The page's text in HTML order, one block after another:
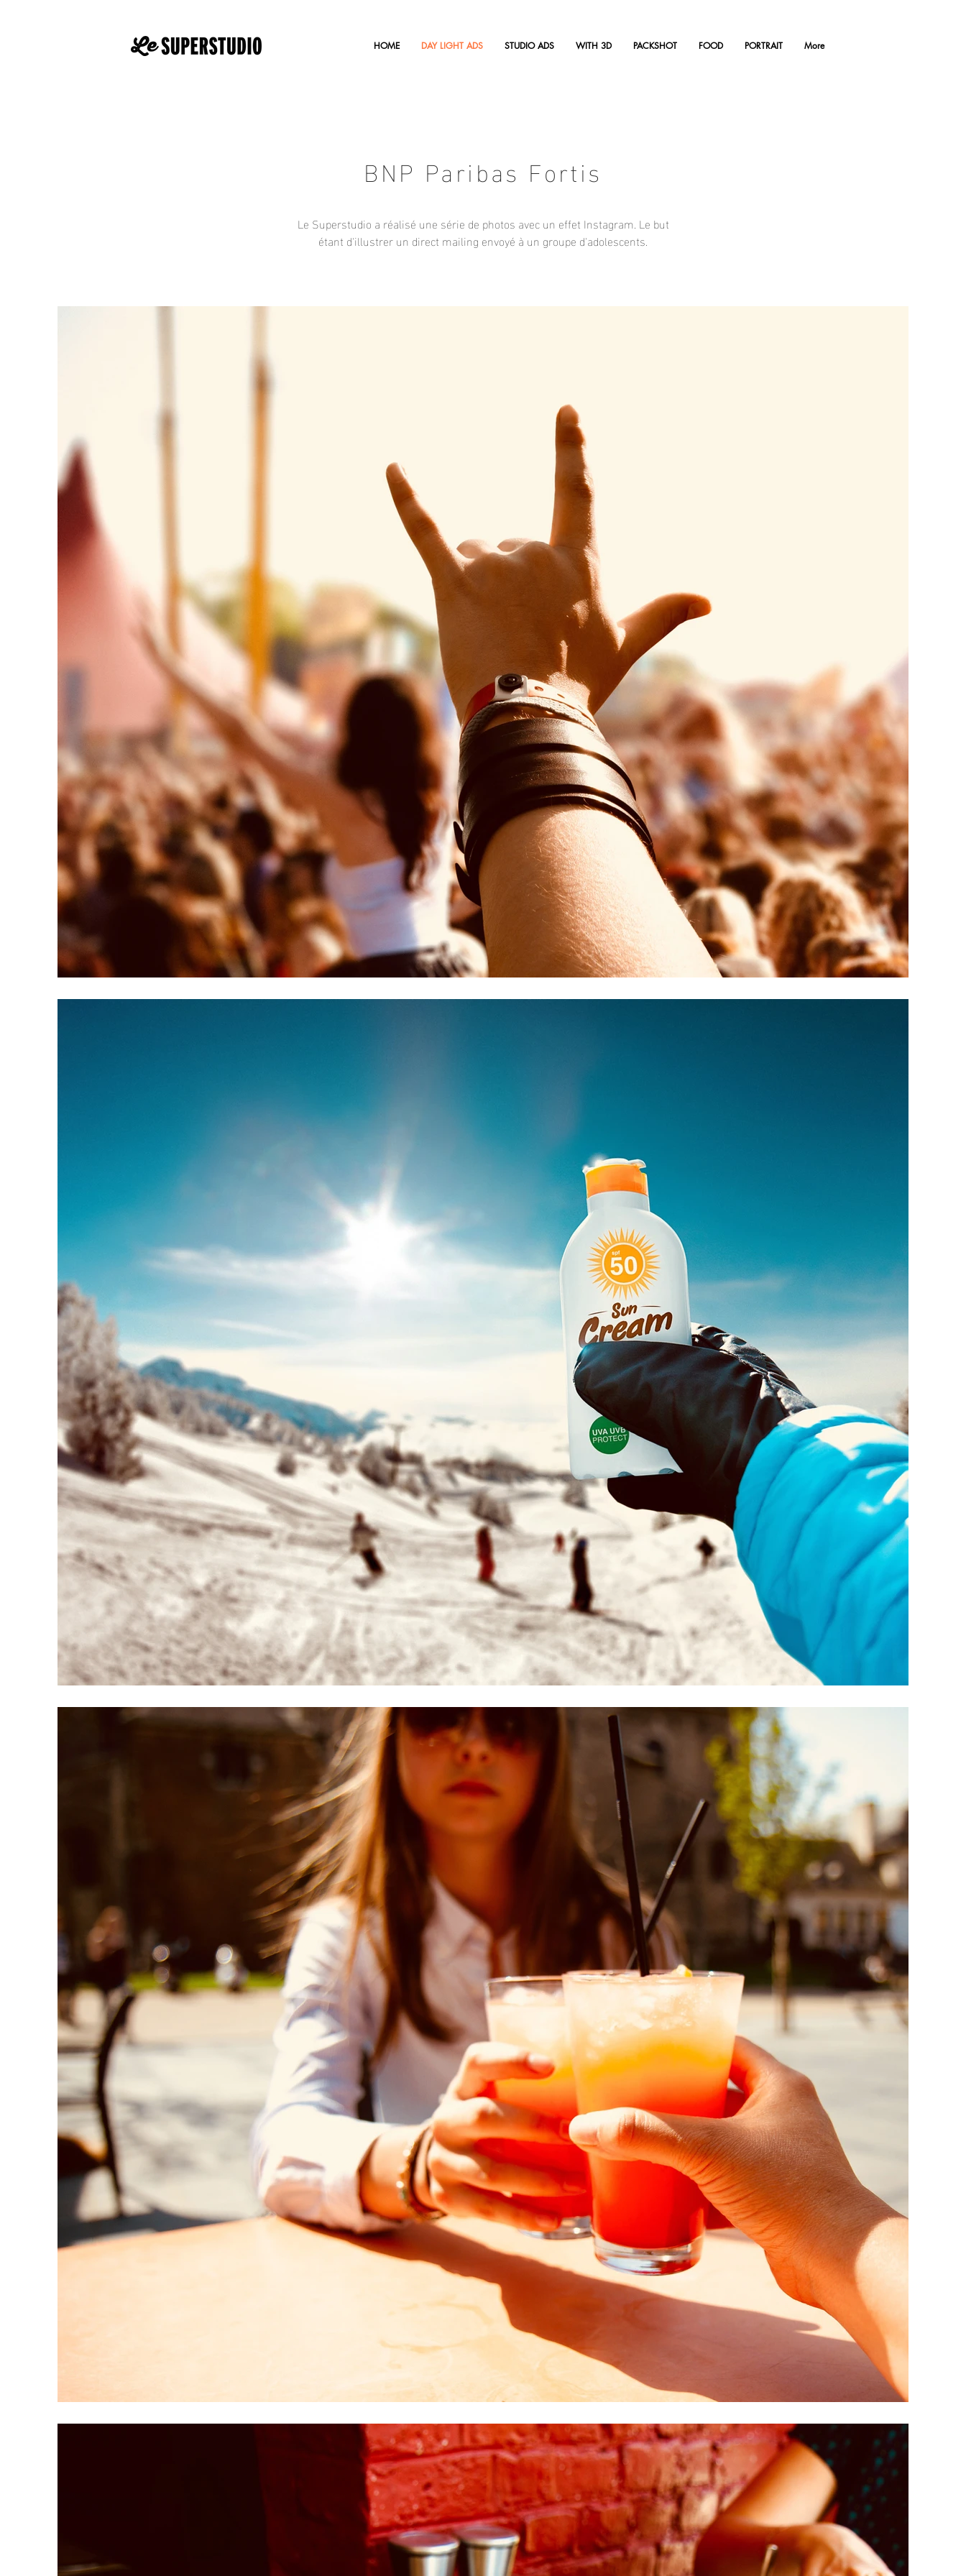
HOME DAY LIGHT ADS STUDIO ADS WITH 3D PACKSHOT FOOD PORTRAIT More
BNP Paribas Fortis
Le Superstudio a réalisé une série de photos avec un effet Instagram. Le but
étant d'illustrer un direct mailing envoyé à un groupe d'adolescents.